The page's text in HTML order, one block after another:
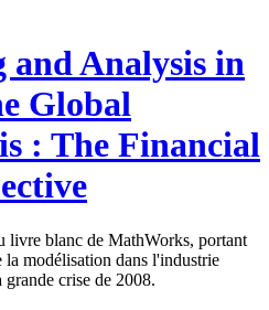
and Analysis in
Global
: The Financial
livre blanc de MathWorks, portant
la modélisation dans l'industrie
crise de 2008.